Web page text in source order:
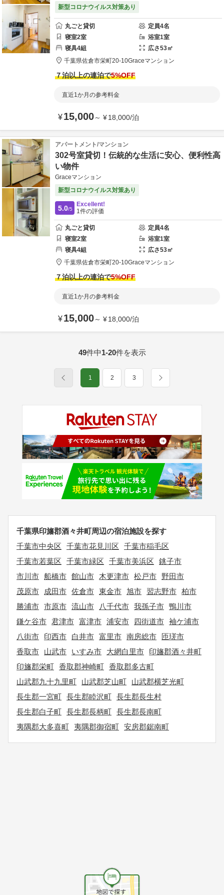
新型コロナウイルス対策あり
丸ごと貸切 定員4名
寝室2室 浴室1室
寝具4組 広さ53㎡
千葉県佐倉市栄町20-10Graceマンション
７泊以上の連泊で5%OFF
直近1か月の参考料金
¥15,000～ ¥18,000/泊
アパートメント/マンション
302号室貸切！伝統的な生活に安心、便利性高
い物件
Graceマンション
新型コロナウイルス対策あり
5.0/5
Excellent!
1件の評価
丸ごと貸切 定員4名
寝室2室 浴室1室
寝具4組 広さ53㎡
千葉県佐倉市栄町20-10Graceマンション
７泊以上の連泊で5%OFF
直近1か月の参考料金
¥15,000～ ¥18,000/泊
49件中1-20件を表示
1 2 3
千葉県印旛郡酒々井町周辺の宿泊施設を探す
千葉市中央区
千葉市花見川区
千葉市稲毛区
千葉市若葉区
千葉市緑区 千葉市美浜区
銚子市
市川市 船橋市 館山市 木更津市 松戸市
野田市
茂原市
成田市 佐倉市 東金市 旭市 習志野市 柏市
勝浦市 市原市 流山市 八千代市 我孫子市 鴨川市
鎌ケ谷市 君津市 富津市 浦安市 四街道市 袖ケ浦市
八街市
印西市 白井市 富里市 南房総市
匝瑳市
香取市
山武市 いすみ市 大網白里市
印旛郡酒々井町
印旛郡栄町 香取郡神崎町 香取郡多古町
山武郡九十九里町
山武郡芝山町
山武郡横芝光町
長生郡一宮町 長生郡睦沢町 長生郡長生村
長生郡白子町 長生郡長柄町 長生郡長南町
夷隅郡大多喜町 夷隅郡御宿町 安房郡鋸南町